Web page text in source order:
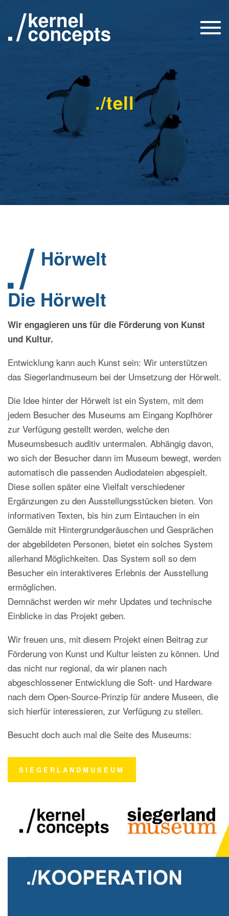
./tell
Hörwelt
Die Hörwelt
Wir engagieren uns für die Förderung von Kunst
und Kultur.
Entwicklung kann auch Kunst sein: Wir unterstützen
das Siegerlandmuseum bei der Umsetzung der Hörwelt.
Die Idee hinter der Hörwelt ist ein System, mit dem
jedem Besucher des Museums am Eingang Kopfhörer
zur Verfügung gestellt werden, welche den
Museumsbesuch auditiv untermalen. Abhängig davon,
wo sich der Besucher dann im Museum bewegt, werden
automatisch die passenden Audiodateien abgespielt.
Diese sollen später eine Vielfalt verschiedener
Ergänzungen zu den Ausstellungsstücken bieten. Von
informativen Texten, bis hin zum Eintauchen in ein
Gemälde mit Hintergrundgeräuschen und Gesprächen
der abgebildeten Personen, bietet ein solches System
allerhand Möglichkeiten. Das System soll so dem
Besucher ein interaktiveres Erlebnis der Ausstellung
ermöglichen.
Demnächst werden wir mehr Updates und technische
Einblicke in das Projekt geben.
Wir freuen uns, mit diesem Projekt einen Beitrag zur
Förderung von Kunst und Kultur leisten zu können. Und
das nicht nur regional, da wir planen nach
abgeschlossener Entwicklung die Soft- und Hardware
nach dem Open-Source-Prinzip für andere Museen, die
sich hierfür interessieren, zur Verfügung zu stellen.
Besucht doch auch mal die Seite des Museums:
SIEGERLANDMUSEUM